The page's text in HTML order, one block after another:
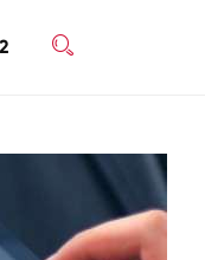
